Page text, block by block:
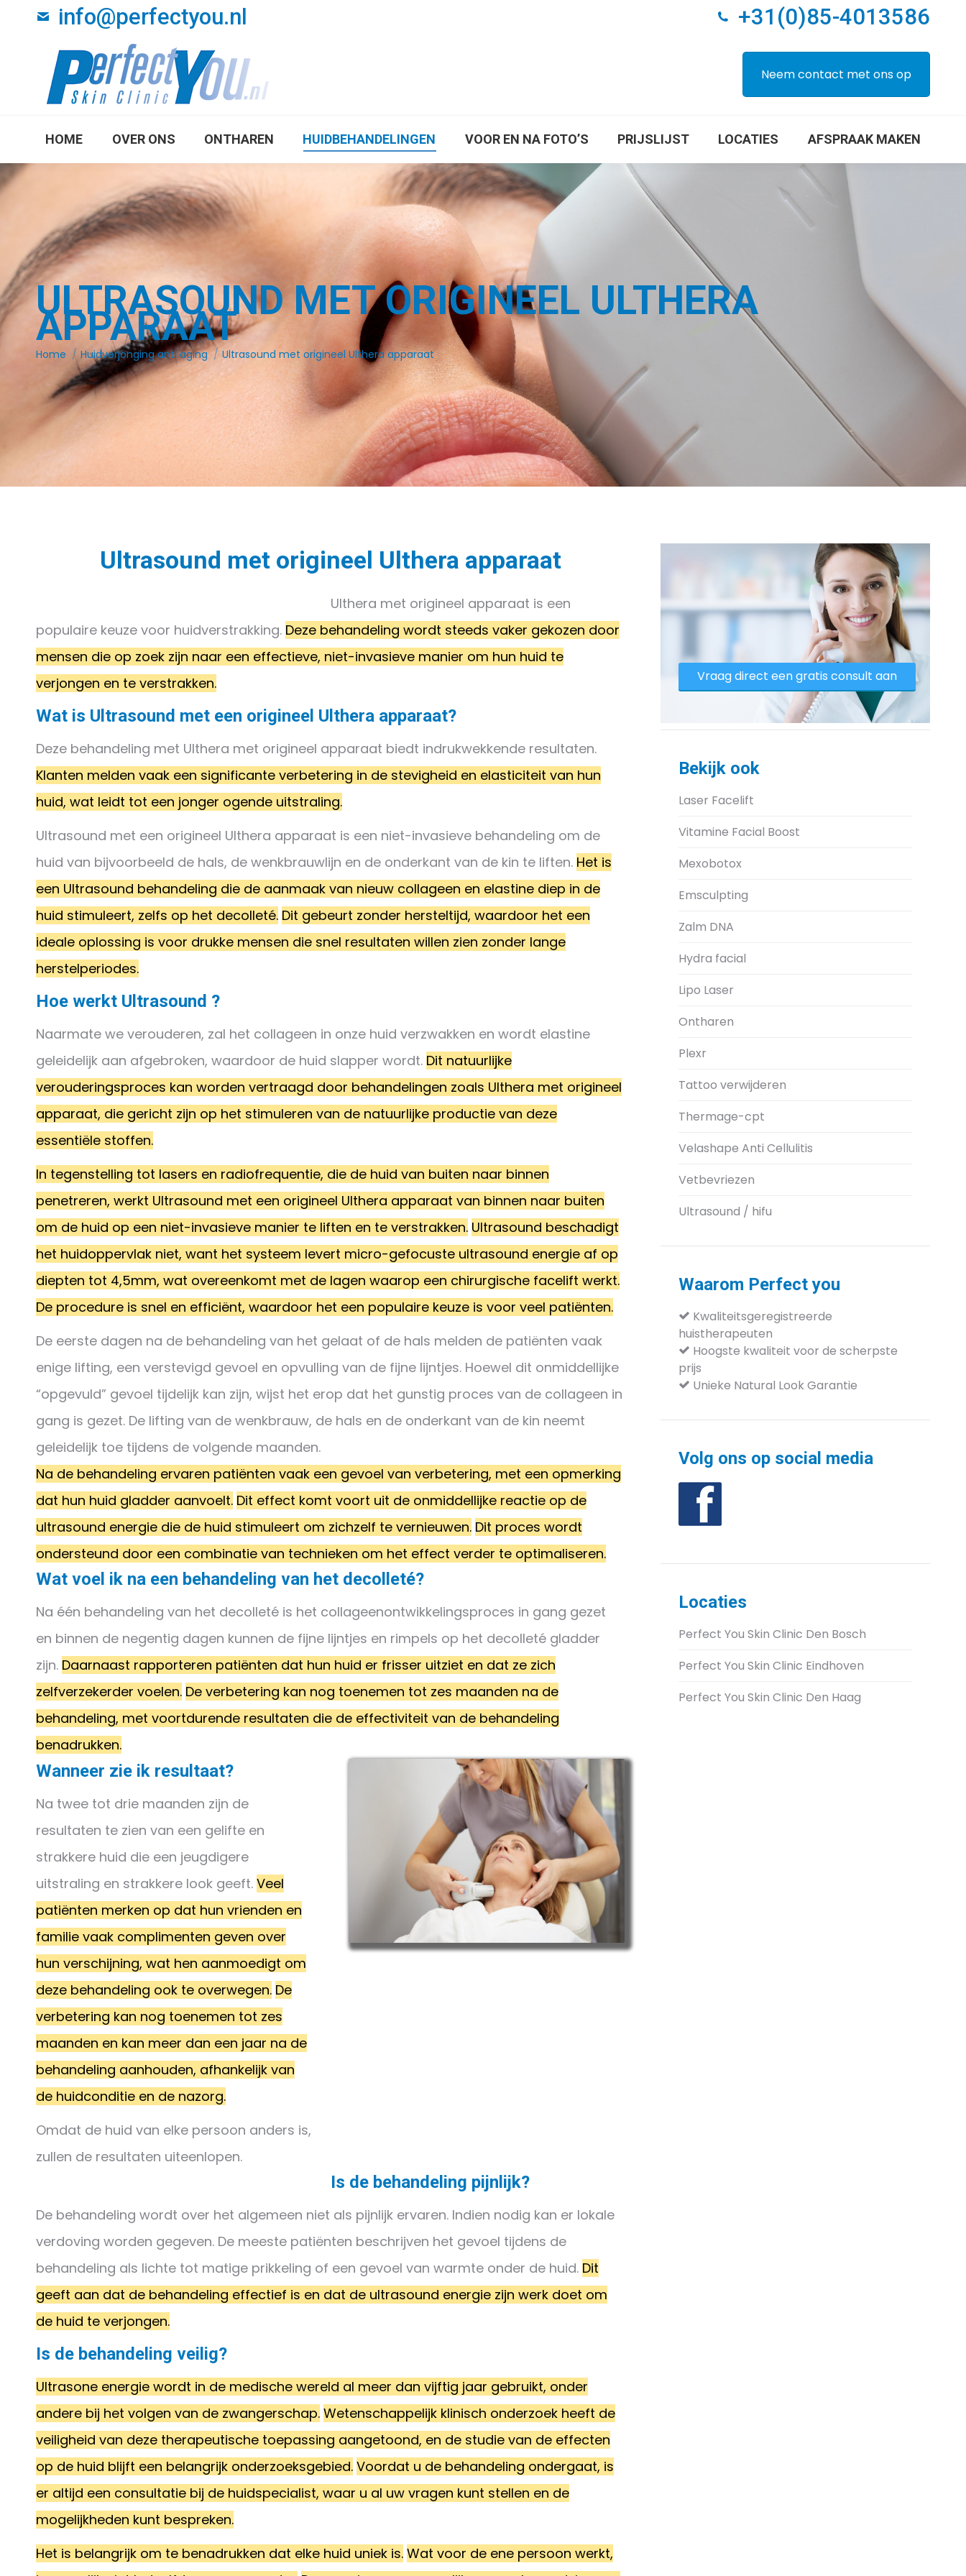
info@perfectyou.nl +31(0)85-4013586
Neem contact met ons op
HOME OVER ONS ONTHAREN HUIDBEHANDELINGEN VOOR EN NA FOTO’S PRIJSLIJST LOCATIES AFSPRAAK MAKEN
ULTRASOUND MET ORIGINEEL ULTHERA
APPARAAT
Je bent hier:
Home Huidverjonging anti aging Ultrasound met origineel Ulthera apparaat
Ultrasound met origineel Ulthera apparaat
Ulthera met origineel apparaat is een
populaire keuze voor huidverstrakking. Deze behandeling wordt steeds vaker gekozen door
mensen die op zoek zijn naar een effectieve, niet-invasieve manier om hun huid te
verjongen en te verstrakken.
Wat is Ultrasound met een origineel Ulthera apparaat?
Deze behandeling met Ulthera met origineel apparaat biedt indrukwekkende resultaten.
Klanten melden vaak een significante verbetering in de stevigheid en elasticiteit van hun
huid, wat leidt tot een jonger ogende uitstraling.
Ultrasound met een origineel Ulthera apparaat is een niet-invasieve behandeling om de
huid van bijvoorbeeld de hals, de wenkbrauwlijn en de onderkant van de kin te liften. Het is
een Ultrasound behandeling die de aanmaak van nieuw collageen en elastine diep in de
huid stimuleert, zelfs op het decolleté. Dit gebeurt zonder hersteltijd, waardoor het een
ideale oplossing is voor drukke mensen die snel resultaten willen zien zonder lange
herstelperiodes.
Hoe werkt Ultrasound ?
Naarmate we verouderen, zal het collageen in onze huid verzwakken en wordt elastine
geleidelijk aan afgebroken, waardoor de huid slapper wordt. Dit natuurlijke
verouderingsproces kan worden vertraagd door behandelingen zoals Ulthera met origineel
apparaat, die gericht zijn op het stimuleren van de natuurlijke productie van deze
essentiële stoffen.
In tegenstelling tot lasers en radiofrequentie, die de huid van buiten naar binnen
penetreren, werkt Ultrasound met een origineel Ulthera apparaat van binnen naar buiten
om de huid op een niet-invasieve manier te liften en te verstrakken. Ultrasound beschadigt
het huidoppervlak niet, want het systeem levert micro-gefocuste ultrasound energie af op
diepten tot 4,5mm, wat overeenkomt met de lagen waarop een chirurgische facelift werkt.
De procedure is snel en efficiënt, waardoor het een populaire keuze is voor veel patiënten.
De eerste dagen na de behandeling van het gelaat of de hals melden de patiënten vaak
enige lifting, een verstevigd gevoel en opvulling van de fijne lijntjes. Hoewel dit onmiddellijke
“opgevuld” gevoel tijdelijk kan zijn, wijst het erop dat het gunstig proces van de collageen in
gang is gezet. De lifting van de wenkbrauw, de hals en de onderkant van de kin neemt
geleidelijk toe tijdens de volgende maanden.
Na de behandeling ervaren patiënten vaak een gevoel van verbetering, met een opmerking
dat hun huid gladder aanvoelt. Dit effect komt voort uit de onmiddellijke reactie op de
ultrasound energie die de huid stimuleert om zichzelf te vernieuwen. Dit proces wordt
ondersteund door een combinatie van technieken om het effect verder te optimaliseren.
Wat voel ik na een behandeling van het decolleté?
Na één behandeling van het decolleté is het collageenontwikkelingsproces in gang gezet
en binnen de negentig dagen kunnen de fijne lijntjes en rimpels op het decolleté gladder
zijn. Daarnaast rapporteren patiënten dat hun huid er frisser uitziet en dat ze zich
zelfverzekerder voelen. De verbetering kan nog toenemen tot zes maanden na de
behandeling, met voortdurende resultaten die de effectiviteit van de behandeling
benadrukken.
Wanneer zie ik resultaat?
Na twee tot drie maanden zijn de
resultaten te zien van een gelifte en
strakkere huid die een jeugdigere
uitstraling en strakkere look geeft. Veel
patiënten merken op dat hun vrienden en
familie vaak complimenten geven over
hun verschijning, wat hen aanmoedigt om
deze behandeling ook te overwegen. De
verbetering kan nog toenemen tot zes
maanden en kan meer dan een jaar na de
behandeling aanhouden, afhankelijk van
de huidconditie en de nazorg.
Omdat de huid van elke persoon anders is,
zullen de resultaten uiteenlopen.
Is de behandeling pijnlijk?
De behandeling wordt over het algemeen niet als pijnlijk ervaren. Indien nodig kan er lokale
verdoving worden gegeven. De meeste patiënten beschrijven het gevoel tijdens de
behandeling als lichte tot matige prikkeling of een gevoel van warmte onder de huid. Dit
geeft aan dat de behandeling effectief is en dat de ultrasound energie zijn werk doet om
de huid te verjongen.
Is de behandeling veilig?
Ultrasone energie wordt in de medische wereld al meer dan vijftig jaar gebruikt, onder
andere bij het volgen van de zwangerschap. Wetenschappelijk klinisch onderzoek heeft de
veiligheid van deze therapeutische toepassing aangetoond, en de studie van de effecten
op de huid blijft een belangrijk onderzoeksgebied. Voordat u de behandeling ondergaat, is
er altijd een consultatie bij de huidspecialist, waar u al uw vragen kunt stellen en de
mogelijkheden kunt bespreken.
Het is belangrijk om te benadrukken dat elke huid uniek is. Wat voor de ene persoon werkt,
Vraag direct een gratis consult aan
Bekijk ook
Laser Facelift
Vitamine Facial Boost
Mexobotox
Emsculpting
Zalm DNA
Hydra facial
Lipo Laser
Ontharen
Plexr
Tattoo verwijderen
Thermage-cpt
Velashape Anti Cellulitis
Vetbevriezen
Ultrasound / hifu
Waarom Perfect you
Kwaliteitsgeregistreerde
huistherapeuten
Hoogste kwaliteit voor de scherpste
prijs
Unieke Natural Look Garantie
Volg ons op social media
Locaties
Perfect You Skin Clinic Den Bosch
Perfect You Skin Clinic Eindhoven
Perfect You Skin Clinic Den Haag
HOME VOOR EN NA FOTO’S PRIJSLIJST LOCATIES